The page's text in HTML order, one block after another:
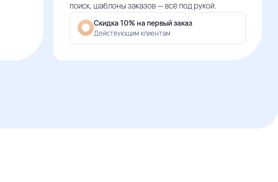
поиск, шаблоны заказов — всё под рукой.
Скидка 10% на первый заказ
Действующим клиентам